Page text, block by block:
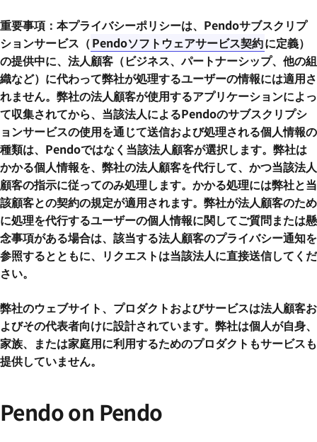
重要事項：本プライバシーポリシーは、Pendoサブスクリプ
ションサービス（Pendoソフトウェアサービス契約に定義）
の提供中に、法人顧客（ビジネス、パートナーシップ、他の組
織など）に代わって弊社が処理するユーザーの情報には適用さ
れません。弊社の法人顧客が使用するアプリケーションによっ
て収集されてから、当該法人によるPendoのサブスクリプシ
ョンサービスの使用を通じて送信および処理される個人情報の
種類は、Pendoではなく当該法人顧客が選択します。弊社は
かかる個人情報を、弊社の法人顧客を代行して、かつ当該法人
顧客の指示に従ってのみ処理します。かかる処理には弊社と当
該顧客との契約の規定が適用されます。弊社が法人顧客のため
に処理を代行するユーザーの個人情報に関してご質問または懸
念事項がある場合は、該当する法人顧客のプライバシー通知を
参照するとともに、リクエストは当該法人に直接送信してくだ
さい。
弊社のウェブサイト、プロダクトおよびサービスは法人顧客お
よびその代表者向けに設計されています。弊社は個人が自身、
家族、または家庭用に利用するためのプロダクトもサービスも
提供していません。
Pendo on Pendo